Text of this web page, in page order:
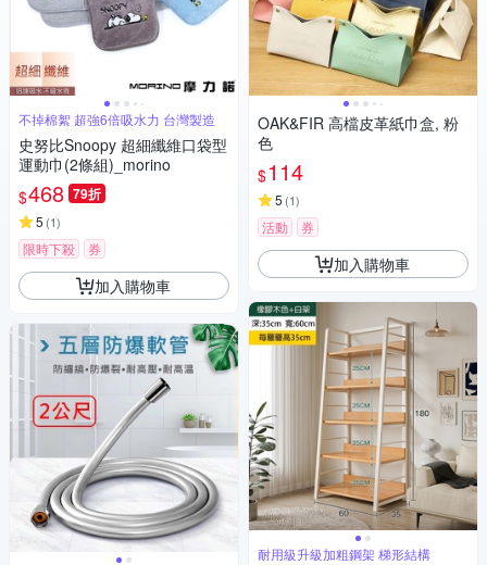
不掉棉絮 超強6倍吸水力 台灣製造
史努比Snoopy 超細纖維口袋型
運動巾(2條組)_morino
$468 79折
5 (1)
限時下殺 券
加入購物車
OAK&FIR 高檔皮革紙巾盒, 粉
色
$114
5 (1)
活動 券
加入購物車
耐用級升級加粗鋼架 梯形結構